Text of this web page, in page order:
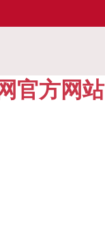
官方网站